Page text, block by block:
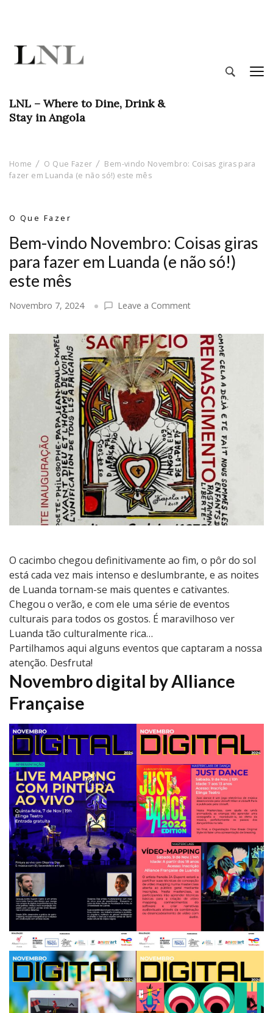
LNL – Where to Dine, Drink &
Stay in Angola
Home O Que Fazer
Bem-vindo Novembro: Coisas giras para
fazer em Luanda (e não só!) este mês
O Que Fazer
Bem-vindo Novembro: Coisas giras
para fazer em Luanda (e não só!)
este mês
Novembro 7, 2024 Leave a Commenton
vindo
Novembro:
Coisas
giras
para
fazer
em
Luanda
(e
não
só!)
este
mês
O cacimbo chegou definitivamente ao fim, o pôr do sol
está cada vez mais intenso e deslumbrante, e as noites
de Luanda tornam-se mais quentes e cativantes.
Chegou o verão, e com ele uma série de eventos
culturais para todos os gostos. É maravilhoso ver
Luanda tão culturalmente rica…
Partilhamos aqui alguns eventos que captaram a nossa
atenção. Desfruta!
Novembro digital by Alliance
Française